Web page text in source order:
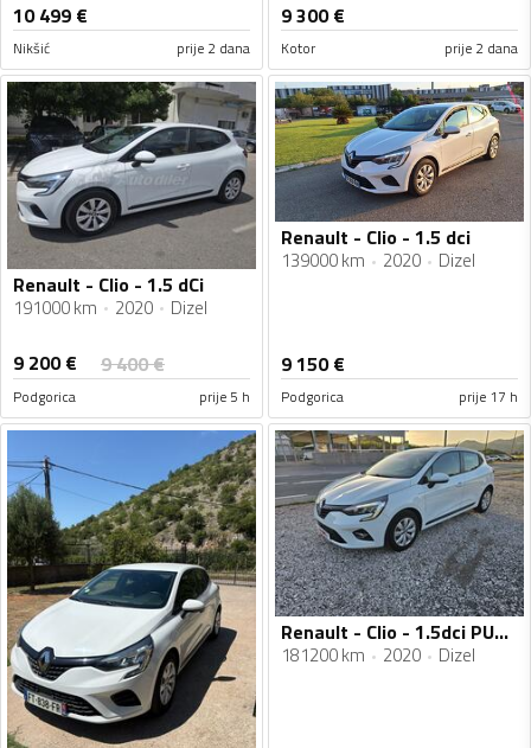
10 499 €
Nikšić prije 2 dana
9 300€
Kotor prije 2 dana
Renault - Clio - 1.5 dCi
191000 km 2020 Dizel
9 200€ 9 400€
Podgorica prije 5 h
Renault - Clio - 1.5 dci
139000 km 2020 Dizel
9 150€
Podgorica prije 17 h
Renault - Clio - 1.5dci PUTNICKI
181200 km 2020 Dizel